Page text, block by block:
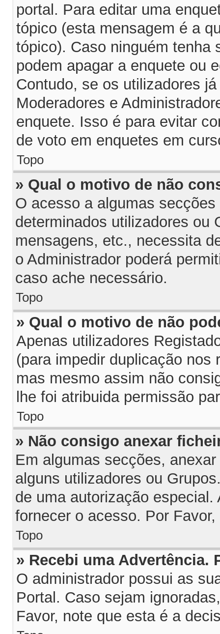
portal. Para editar uma
tópico (esta mensagem é a
tópico). Caso ninguém tenha
podem apagar a enquete ou
Contudo, se os utilizadores
Moderadores e
enquete. Isso é para evitar
de voto em enquetes em
Topo
» Qual o motivo de não
O acesso a algumas
determinados utilizadores ou
mensagens, etc., necessita
o Administrador poderá
caso ache necessário.
Topo
» Qual o motivo de não
Apenas utilizadores
(para impedir duplicação
mas mesmo assim não
lhe foi atribuida permissão
Topo
» Não consigo anexar
Em algumas secções,
alguns utilizadores ou
de uma autorização
fornecer o acesso. Por
Topo
» Recebi uma Advertência.
O administrador possui as
Portal. Caso sejam
Favor, note que esta é a